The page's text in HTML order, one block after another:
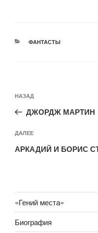
РУБРИКИ
ФАНТАСТЫ
по
записям
Предыдущая
запись:
НАЗАД
ДЖОРДЖ МАРТИН
Следующая
запись
ДАЛЕЕ
АРКАДИЙ И БОРИС
«Гений места»
Биография